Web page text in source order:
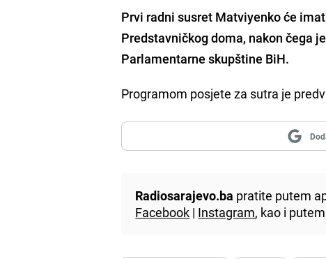
Prvi radni susret Matviyenko će
Predstavničkog doma, nakon čega
Parlamentarne skupštine BiH.
Programom posjete za sutra je
Radiosarajevo.ba pratite putem
Facebook | Instagram, kao i